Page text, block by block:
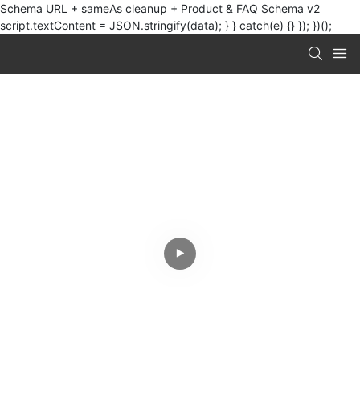
Schema URL + sameAs cleanup + Product & FAQ Schema v2
script.textContent = JSON.stringify(data); } } catch(e) {} }); })();